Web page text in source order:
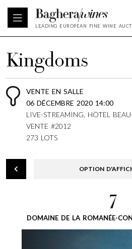
LEADING EUROPEAN FINE WINE
Kingdoms
VENTE EN SALLE
06 DÉCEMBRE 2020 14:00
LIVE-STREAMING, HÔTEL
VENTE #2012
273 LOTS
OPTION
7
DOMAINE DE LA ROMANÉE-